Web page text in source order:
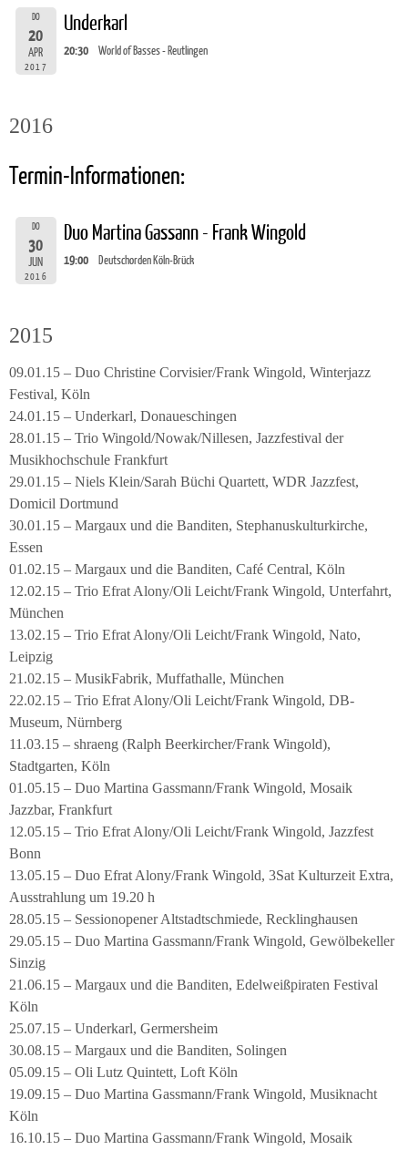
DO
20
APR
2017
Underkarl
20:30 World of Basses - Reutlingen
2016
Termin-Informationen:
DO
30
JUN
2016
Duo Martina Gassann - Frank Wingold
19:00 Deutschorden Köln-Brück
2015
09.01.15 – Duo Christine Corvisier/Frank Wingold, Winterjazz
Festival, Köln
24.01.15 – Underkarl, Donaueschingen
28.01.15 – Trio Wingold/Nowak/Nillesen, Jazzfestival der
Musikhochschule Frankfurt
29.01.15 – Niels Klein/Sarah Büchi Quartett, WDR Jazzfest,
Domicil Dortmund
30.01.15 – Margaux und die Banditen, Stephanuskulturkirche,
Essen
01.02.15 – Margaux und die Banditen, Café Central, Köln
12.02.15 – Trio Efrat Alony/Oli Leicht/Frank Wingold, Unterfahrt,
München
13.02.15 – Trio Efrat Alony/Oli Leicht/Frank Wingold, Nato,
Leipzig
21.02.15 – MusikFabrik, Muffathalle, München
22.02.15 – Trio Efrat Alony/Oli Leicht/Frank Wingold, DB-
Museum, Nürnberg
11.03.15 – shraeng (Ralph Beerkircher/Frank Wingold),
Stadtgarten, Köln
01.05.15 – Duo Martina Gassmann/Frank Wingold, Mosaik
Jazzbar, Frankfurt
12.05.15 – Trio Efrat Alony/Oli Leicht/Frank Wingold, Jazzfest
Bonn
13.05.15 – Duo Efrat Alony/Frank Wingold, 3Sat Kulturzeit Extra,
Ausstrahlung um 19.20 h
28.05.15 – Sessionopener Altstadtschmiede, Recklinghausen
29.05.15 – Duo Martina Gassmann/Frank Wingold, Gewölbekeller
Sinzig
21.06.15 – Margaux und die Banditen, Edelweißpiraten Festival
Köln
25.07.15 – Underkarl, Germersheim
30.08.15 – Margaux und die Banditen, Solingen
05.09.15 – Oli Lutz Quintett, Loft Köln
19.09.15 – Duo Martina Gassmann/Frank Wingold, Musiknacht
Köln
16.10.15 – Duo Martina Gassmann/Frank Wingold, Mosaik